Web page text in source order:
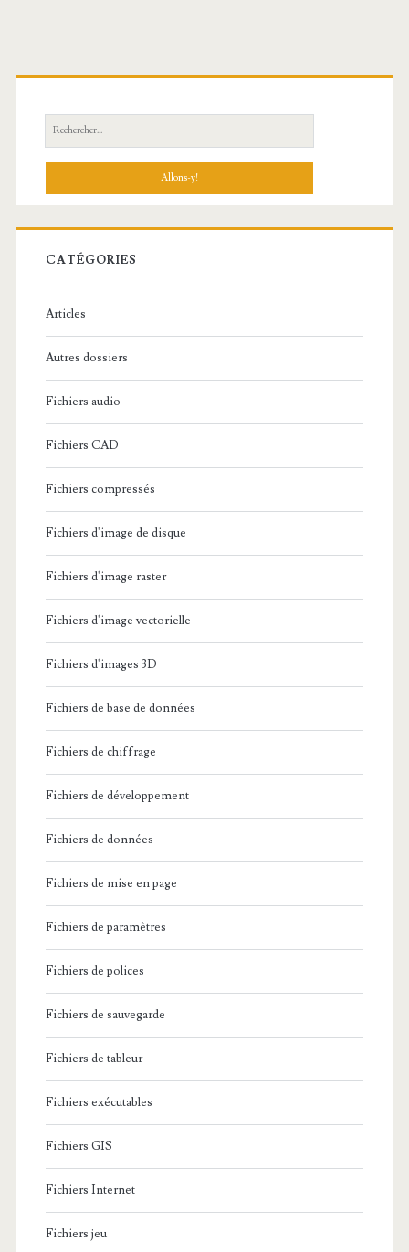
R
e
h
r
c
:
CATÉGORIES
Articles
Autres dossiers
Fichiers audio
Fichiers CAD
Fichiers compressés
Fichiers d'image de disque
Fichiers d'image raster
Fichiers d'image vectorielle
Fichiers d'images 3D
Fichiers de base de données
Fichiers de chiffrage
Fichiers de développement
Fichiers de données
Fichiers de mise en page
Fichiers de paramètres
Fichiers de polices
Fichiers de sauvegarde
Fichiers de tableur
Fichiers exécutables
Fichiers GIS
Fichiers Internet
Fichiers jeu